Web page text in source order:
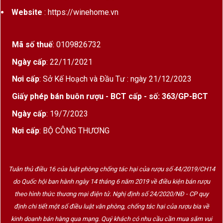
Website : https://winehome.vn
Mã số thuế: 0109826732
Ngày cấp: 22/11/2021
Nơi cấp: Sở Kế Hoạch và Đầu Tư : ngày 21/12/2023
Giấy phép bán buôn rượu - BCT cấp - số: 363/GP-BCT
Ngày cấp: 19/7/2023
Nơi cấp: BỘ CÔNG THƯƠNG
Tuân thủ điều 16 của luật phòng chống tác hại của rượu số 44/2019/CH14
do Quốc hội ban hành ngày 14 tháng 6 năm 2019 về điều kiện bán rượu
theo hình thức thương mại điện tử. Nghị định số 24/2020/NĐ - CP quy
định chi tiết một số điều luật văn phòng, chống tác hại của rượu bia về
kinh doanh bán hàng qua mạng. Quý khách có nhu cầu cần mua sắm vui